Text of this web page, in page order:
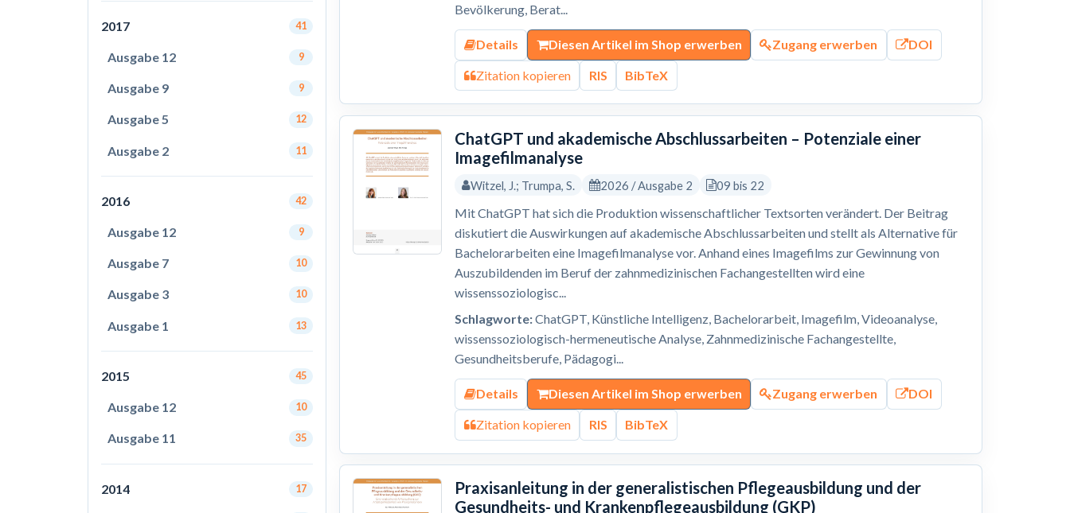
2017 41
Ausgabe 12 9
Ausgabe 9 9
Ausgabe 5 12
Ausgabe 2 11
2016 42
Ausgabe 12 9
Ausgabe 7 10
Ausgabe 3 10
Ausgabe 1 13
2015 45
Ausgabe 12 10
Ausgabe 11 35
2014 17
Bevölkerung, Berat...
Details Diesen Artikel im Shop erwerben Zugang erwerben DOI
Zitation kopieren RIS BibTeX
ChatGPT und akademische Abschlussarbeiten – Potenziale einer
Imagefilmanalyse
Witzel, J.; Trumpa, S. 2026 / Ausgabe 2 09 bis 22
Mit ChatGPT hat sich die Produktion wissenschaftlicher Textsorten verändert. Der Beitrag
diskutiert die Auswirkungen auf akademische Abschlussarbeiten und stellt als Alternative für
Bachelorarbeiten eine Imagefilmanalyse vor. Anhand eines Imagefilms zur Gewinnung von
Auszubildenden im Beruf der zahnmedizinischen Fachangestellten wird eine
wissenssoziologisc...
Schlagworte:ChatGPT, Künstliche Intelligenz, Bachelorarbeit, Imagefilm, Videoanalyse,
wissenssoziologisch-hermeneutische Analyse, Zahnmedizinische Fachangestellte,
Gesundheitsberufe, Pädagogi...
Details Diesen Artikel im Shop erwerben Zugang erwerben DOI
Zitation kopieren RIS BibTeX
Praxisanleitung in der generalistischen Pflegeausbildung und der
Gesundheits- und Krankenpflegeausbildung (GKP)